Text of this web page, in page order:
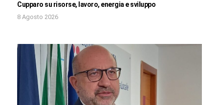
Cupparo su risorse, lavoro, energia e sviluppo
8 Agosto 2026